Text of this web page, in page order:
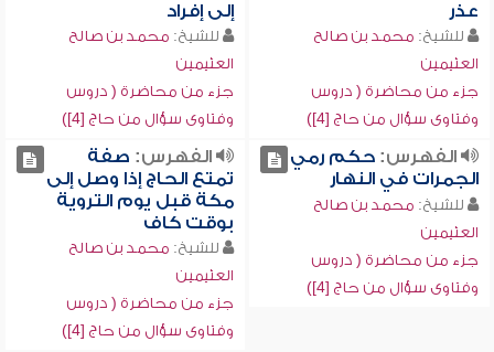
عذر
للشيخ: محمد بن صالح
العثيمين
جزء من محاضرة ( دروس
وفتاوى سؤال من حاج [4])
إلى إفراد
للشيخ: محمد بن صالح
العثيمين
جزء من محاضرة ( دروس
وفتاوى سؤال من حاج [4])
الفهرس:حكم رمي
الجمرات في النهار
للشيخ: محمد بن صالح
العثيمين
جزء من محاضرة ( دروس
وفتاوى سؤال من حاج [4])
الفهرس: صفة
تمتع الحاج إذا وصل إلى
مكة قبل يوم التروية
بوقت كاف
للشيخ: محمد بن صالح
العثيمين
جزء من محاضرة ( دروس
وفتاوى سؤال من حاج [4])